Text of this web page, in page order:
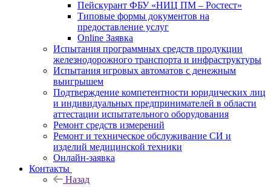
Пейскурант ФБУ «НИЦ ПМ – Ростест»
Типовые формы документов на
предоставление услуг
Online Заявка
Испытания программных средств продукции
железнодорожного транспорта и инфраструктуры
Испытания игровых автоматов с денежным
выигрышем
Подтверждение компетентности юридических лиц
и индивидуальных предпринимателей в области
аттестации испытательного оборудования
Ремонт средств измерений
Ремонт и техническое обслуживание СИ и
изделий медицинской техники
Онлайн-заявка
Контакты
Назад